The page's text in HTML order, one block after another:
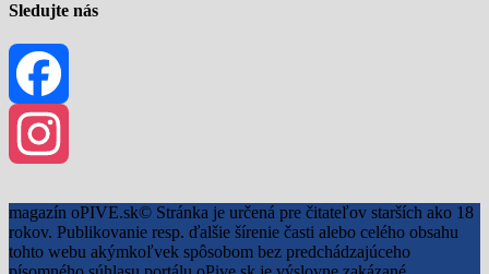
Sledujte nás
Facebook
magazín oPIVE.sk© Stránka je určená pre čitateľov starších ako 18
rokov. Publikovanie resp. ďalšie šírenie časti alebo celého obsahu
tohto webu akýmkoľvek spôsobom bez predchádzajúceho